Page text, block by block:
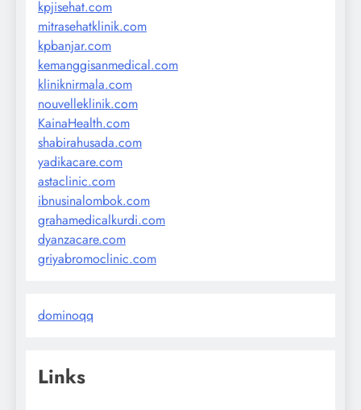
kpjisehat.com
mitrasehatklinik.com
kpbanjar.com
kemanggisanmedical.com
kliniknirmala.com
nouvelleklinik.com
KainaHealth.com
shabirahusada.com
yadikacare.com
astaclinic.com
ibnusinalombok.com
grahamedicalkurdi.com
dyanzacare.com
griyabromoclinic.com
dominoqq
Links